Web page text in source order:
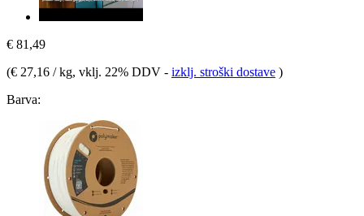
€ 81,49
(€ 27,16 / kg, vklj. 22% DDV - izklj. stroški dostave )
Barva: